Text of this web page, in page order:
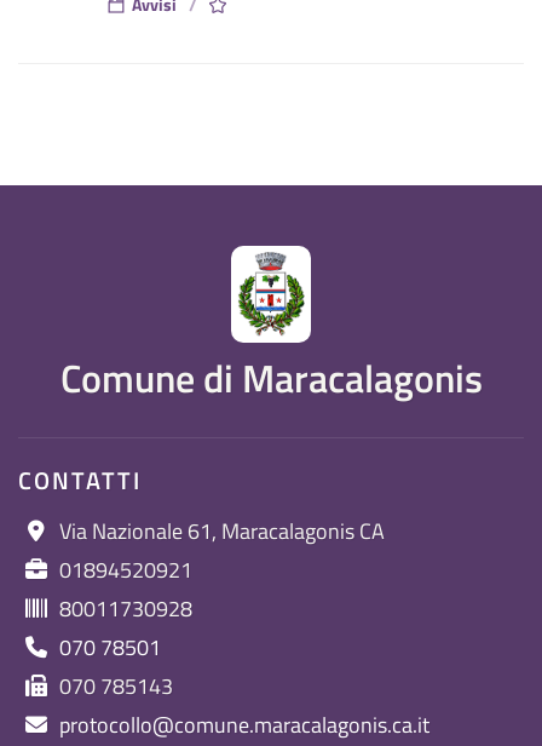
Comune di Maracalagonis
CONTATTI
Via Nazionale 61, Maracalagonis CA
01894520921
80011730928
070 78501
070 785143
protocollo@comune.maracalagonis.ca.it